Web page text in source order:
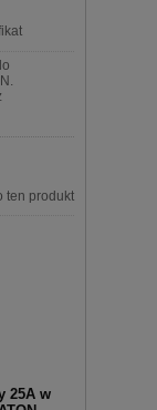
ten produkt
25A w